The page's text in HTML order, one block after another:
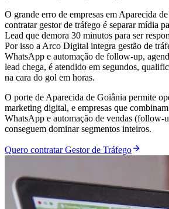
O grande erro de empresas em Aparecida
contratar gestor de tráfego é separar mídia
Lead que demora 30 minutos para ser
Por isso a Arco Digital integra gestão de
WhatsApp e automação de follow-up,
lead chega, é atendido em segundos,
na cara do gol em horas.
O porte de Aparecida de Goiânia permite
marketing digital, e empresas que
WhatsApp e automação de vendas (follow-
conseguem dominar segmentos inteiros.
Quero contratar Gestor de Tráfego